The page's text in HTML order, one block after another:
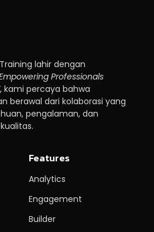
lahir dengan
Professionals
, kami percaya bahwa
berawal dari kolaborasi yang
pengalaman, dan
Features
Analytics
Engagement
Builder